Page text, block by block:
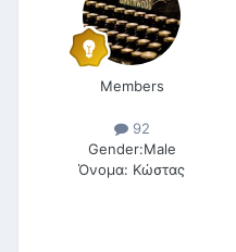
Members
92
Gender:Male
Όνομα: Κώστας